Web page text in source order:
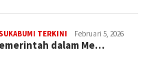
SUKABUMI TERKINI Februari 5, 2026
dalam Me…